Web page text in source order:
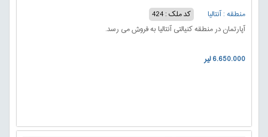
منطقه : آنتالیا
کد ملک : 424
آپارتمان در منطقه کنیالتی آنتالیا به فروش می رسد.
6.650.000 لیر